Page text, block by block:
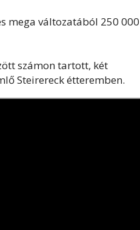
mega változatából 250 000
számon tartott, két
Steirereck étteremben.